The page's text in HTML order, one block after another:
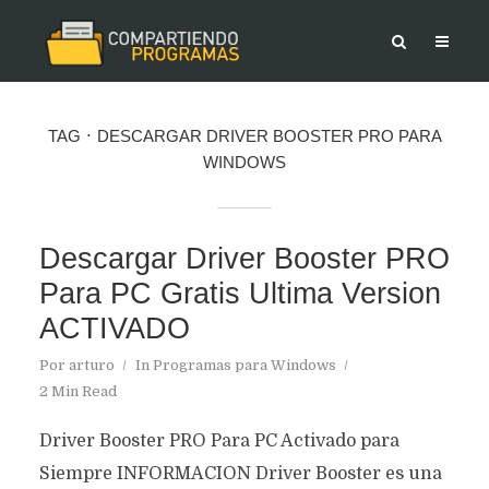
TAG
DESCARGAR DRIVER BOOSTER PRO PARA
WINDOWS
Descargar Driver Booster PRO
Para PC Gratis Ultima Version
ACTIVADO
Por arturo In Programas para Windows
2 Min Read
Driver Booster PRO Para PC Activado para
Siempre INFORMACION Driver Booster es una